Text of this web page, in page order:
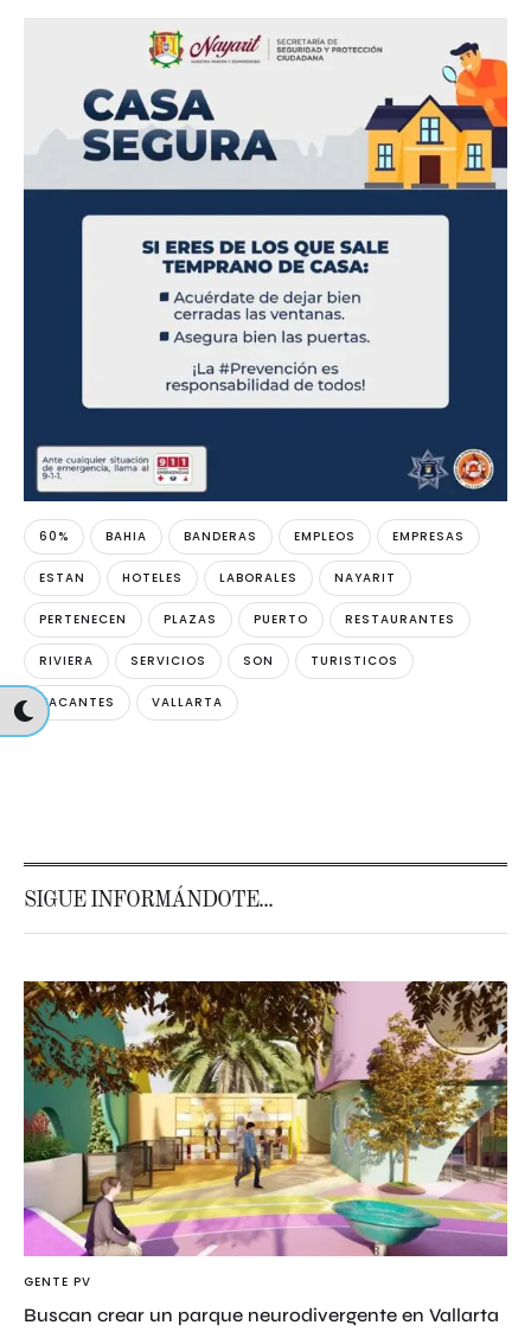
60% BAHIA BANDERAS EMPLEOS EMPRESAS
ESTAN HOTELES LABORALES NAYARIT
PERTENECEN PLAZAS PUERTO RESTAURANTES
RIVIERA SERVICIOS SON TURISTICOS
VACANTES VALLARTA
SIGUE INFORMÁNDOTE...
GENTE PV
Buscan crear un parque neurodivergente en Vallarta